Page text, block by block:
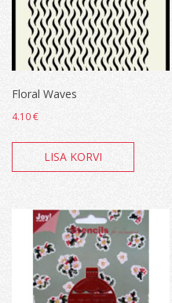
Floral Waves
4.10€
LISA KORVI